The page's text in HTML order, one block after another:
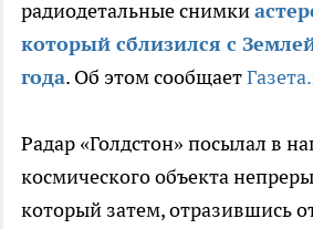
радиодетальные снимки
который сблизился с
года. Об этом сообщает
Радар «Голдстон» посылал в
космического объекта
который затем, отразившись